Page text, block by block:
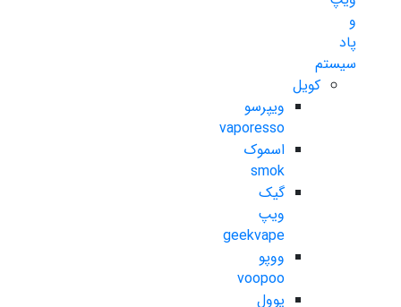
و
پاد
سیستم
کویل
ویپرسو
vaporesso
اسموک
smok
گیک
ویپ
geekvape
ووپو
voopoo
یوول